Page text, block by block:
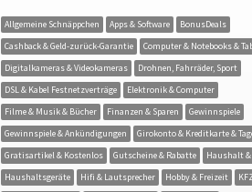
Allgemeine Schnäppchen Apps & Software
BonusDeals
Cashback & Geld-zurück-Garantie
Computer & Notebooks &
Digitalkameras & Videokameras
Drohnen, Fahrräder, Sport
DSL & Kabel Festnetzverträge
Elektronik & Computer
Filme & Musik & Bücher
Finanzen & Sparen
Gewinnspiele
Gewinnspiele & Ankündigungen
Girokonto & Kreditkarte &
Gratisartikel & Kostenlos
Gutscheine & Rabatte
Haushalt &
Haushaltsgeräte
Hifi & Lautsprecher Hobby & Freizeit